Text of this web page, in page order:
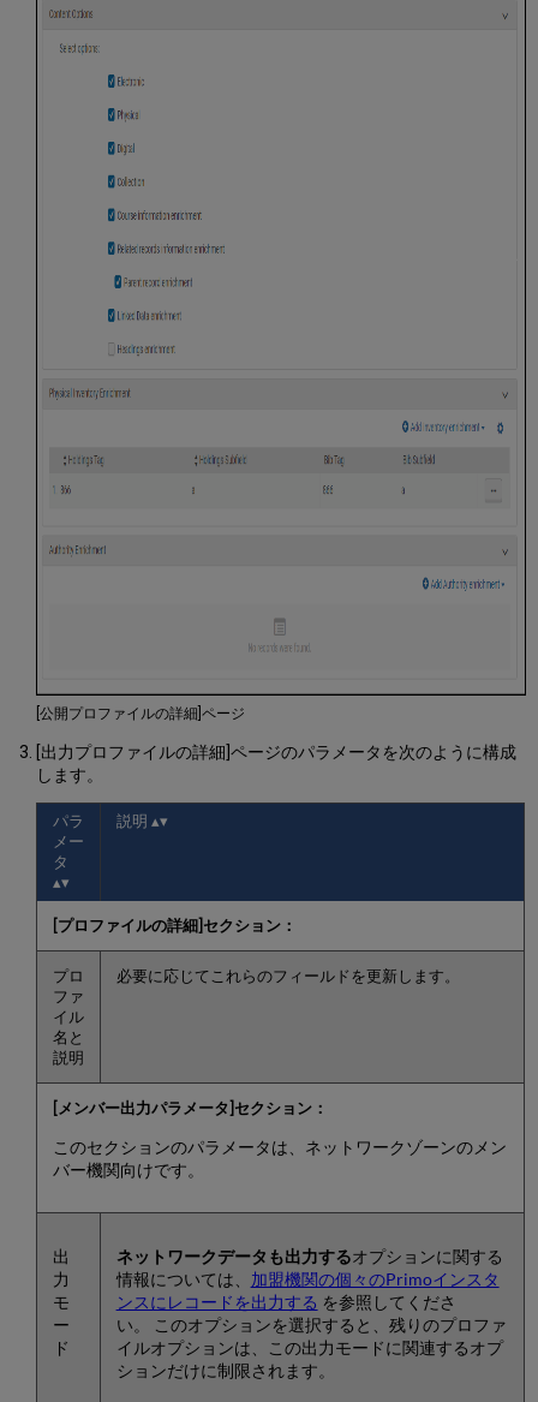
[公開プロファイルの詳細]ページ
[出力プロファイルの詳細]ページのパラメータを次のように構成
します。
パラ
メー
タ
説明
[プロファイルの詳細]セクション：
プロ
ファ
イル
名と
説明
必要に応じてこれらのフィールドを更新します。
[メンバー出力パラメータ]セクション：
このセクションのパラメータは、ネットワークゾーンのメン
バー機関向けです。
出
力
モ
ー
ド
ネットワークデータも出力するオプションに関する
情報については、 加盟機関の個々のPrimoインスタ
ンスにレコードを出力する を参照してくださ
い。 このオプションを選択すると、残りのプロファ
イルオプションは、この出力モードに関連するオプ
ションだけに制限されます。